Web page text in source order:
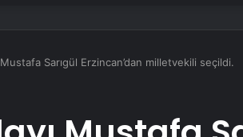
Mustafa Sarıgül Erzincan’dan milletvekili seçildi.